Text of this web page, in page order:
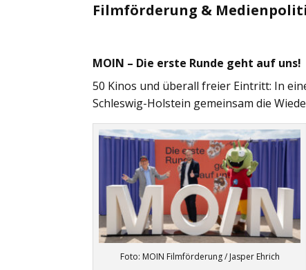
Filmförderung &
MOIN – Die erste Runde geht auf uns!
50 Kinos und überall freier Eintritt: In
Schleswig-Holstein gemeinsam die
Foto: MOIN Filmförderung / Jasper Ehrich